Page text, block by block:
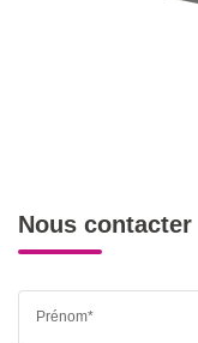
Nous contacter
Prénom*